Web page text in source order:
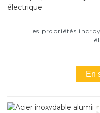
Les propriétés
En